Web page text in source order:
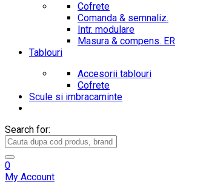
Cofrete
Comanda & semnaliz.
Intr. modulare
Masura & compens. ER
Tablouri
Accesorii tablouri
Cofrete
Scule si imbracaminte
Search for:
0
My Account